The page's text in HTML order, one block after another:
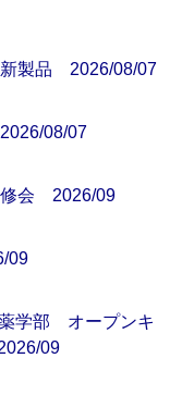
新製品 2026/08/07
08/07
修会 2026/09
09
学部 オープンキ
09